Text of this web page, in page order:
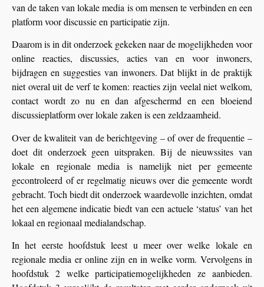
van de taken van lokale media is om mensen te verbinden en een
platform voor discussie en participatie zijn.
Daarom is in dit onderzoek gekeken naar de mogelijkheden voor
online reacties, discussies, acties van en voor inwoners,
bijdragen en suggesties van inwoners. Dat blijkt in de praktijk
niet overal uit de verf te komen: reacties zijn veelal niet welkom,
contact wordt zo nu en dan afgeschermd en een bloeiend
discussieplatform over lokale zaken is een zeldzaamheid.
Over de kwaliteit van de berichtgeving – of over de frequentie –
doet dit onderzoek geen uitspraken. Bij de nieuwssites van
lokale en regionale media is namelijk niet per gemeente
gecontroleerd of er regelmatig nieuws over die gemeente wordt
gebracht. Toch biedt dit onderzoek waardevolle inzichten, omdat
het een algemene indicatie biedt van een actuele ‘status’ van het
lokaal en regionaal medialandschap.
In het eerste hoofdstuk leest u meer over welke lokale en
regionale media er online zijn en in welke vorm. Vervolgens in
hoofdstuk 2 welke participatiemogelijkheden ze aanbieden.